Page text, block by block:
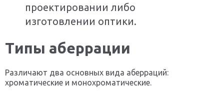
проектировании либо
изготовлении оптики.
Типы аберрации
Различают два основных вида аберраций:
хроматические и монохроматические.